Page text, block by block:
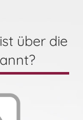
über die